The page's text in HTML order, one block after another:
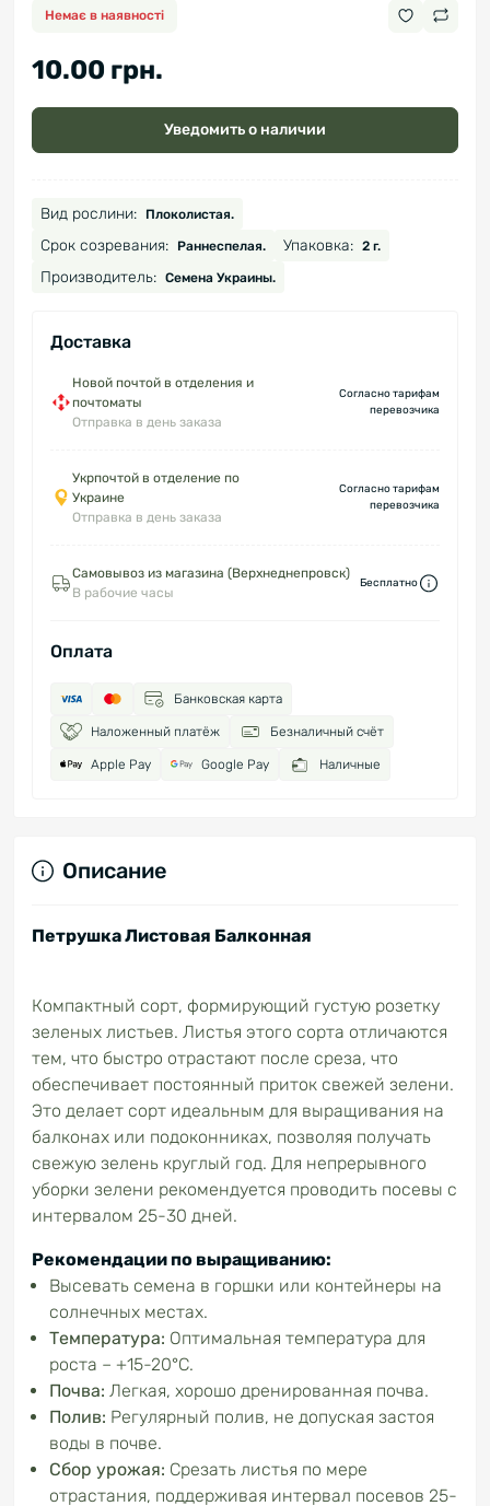
Немає в наявності
10.00 грн.
Уведомить о наличии
Вид рослини: Плоколистая.
Срок созревания: Раннеспелая. Упаковка: 2 г.
Производитель: Семена Украины.
Доставка
Новой почтой в отделения и
почтоматы
Отправка в день заказа
Согласно тарифам
перевозчика
Укрпочтой в отделение по
Украине
Отправка в день заказа
Согласно тарифам
перевозчика
Самовывоз из магазина (Верхнеднепровск)
В рабочие часы
Бесплатно
Оплата
Банковская карта
Наложенный платёж Безналичный счёт
Apple Pay Google Pay Наличные
Описание
Петрушка Листовая Балконная
Компактный сорт, формирующий густую розетку
зеленых листьев. Листья этого сорта отличаются
тем, что быстро отрастают после среза, что
обеспечивает постоянный приток свежей зелени.
Это делает сорт идеальным для выращивания на
балконах или подоконниках, позволяя получать
свежую зелень круглый год. Для непрерывного
уборки зелени рекомендуется проводить посевы с
интервалом 25-30 дней.
Рекомендации по выращиванию:
Высевать семена в горшки или контейнеры на
солнечных местах.
Температура: Оптимальная температура для
роста – +15-20°C.
Почва: Легкая, хорошо дренированная почва.
Полив: Регулярный полив, не допуская застоя
воды в почве.
Сбор урожая: Срезать листья по мере
отрастания, поддерживая интервал посевов 25-